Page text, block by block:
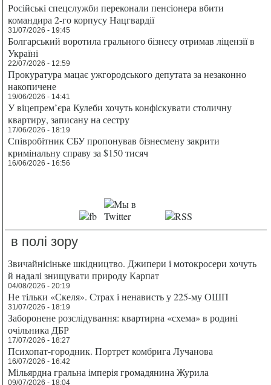
Російські спецслужби переконали пенсіонера вбити
командира 2-го корпусу Нацгвардії
31/07/2026 - 19:45
Болгарський воротила грального бізнесу отримав ліцензії в
Україні
22/07/2026 - 12:59
Прокуратура мацає ужгородського депутата за незаконно
накопичене
19/06/2026 - 14:41
У віцепрем’єра Кулеби хочуть конфіскувати столичну
квартиру, записану на сестру
17/06/2026 - 18:19
Співробітник СБУ пропонував бізнесмену закрити
кримінальну справу за $150 тисяч
16/06/2026 - 16:56
в полі зору
Звичайнісіньке шкідництво. Джипери і мотокросери хочуть
й надалі знищувати природу Карпат
04/08/2026 - 20:19
Не тільки «Скеля». Страх і ненависть у 225-му ОШП
31/07/2026 - 18:19
Заборонене розслідування: квартирна «схема» в родині
очільника ДБР
17/07/2026 - 18:27
Психопат-городник. Портрет комбрига Лучанова
16/07/2026 - 16:42
Мільярдна гральна імперія громадянина Журила
09/07/2026 - 18:04